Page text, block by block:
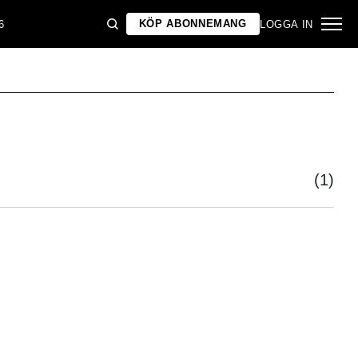
KÖP ABONNEMANG LOGGA IN
(1)